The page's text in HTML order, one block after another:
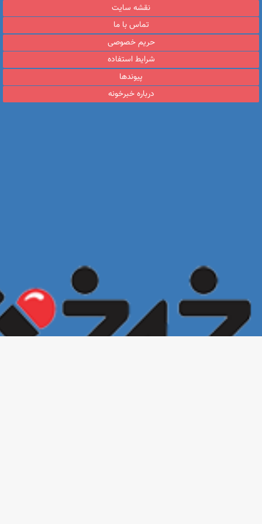
نقشه سایت
تماس با ما
حریم خصوصی
شرایط استفاده
پیوندها
درباره خبرخونه